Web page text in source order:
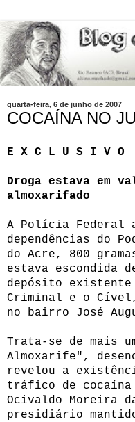
quarta-feira, 6 de junho de 2007
COCAÍNA NO
E X C L U S I V O
Droga estava em
almoxarifado
A Polícia Federal
dependências do
do Acre, 800
estava escondida
depósito
Criminal e o
no bairro José
Trata-se de mais
Almoxarife",
revelou a
tráfico de
Ocivaldo Moreira
presidiário